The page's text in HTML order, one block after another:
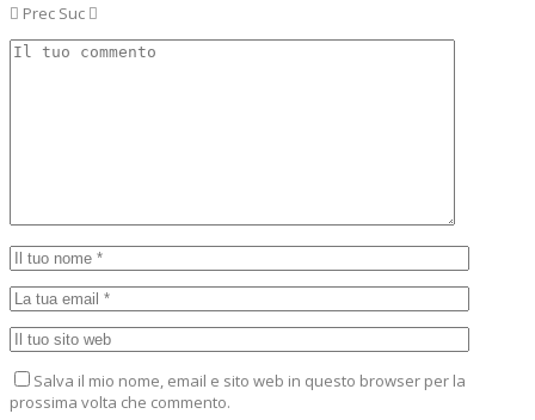
Prec Suc
Salva il mio nome, email e sito web in questo browser per la
prossima volta che commento.